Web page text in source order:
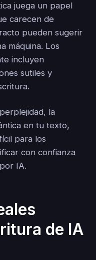
juega un papel
carecen de
pueden sugerir
máquina. Los
incluyen
sutiles y
la
en tu texto,
para los
con confianza
IA.
de IA